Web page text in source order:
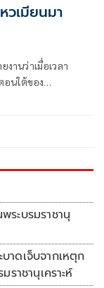
เมียนมา
านว่าเมื่อเวลา
อนใต้ของ
ระบรมราชานุ
าดเจ็บจากเหตุก
ราชานุเคราะห์